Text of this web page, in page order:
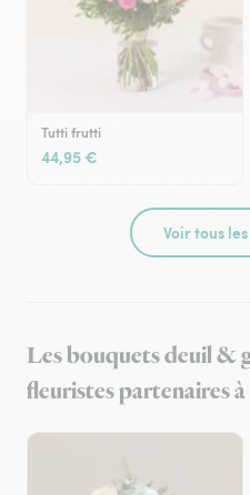
Tutti frutti
44,95 €
Voir tous
Les bouquets deuil &
fleuristes partenaires à